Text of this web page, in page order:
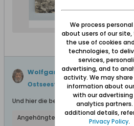
Wolfganghat ein Thema erstellt
Ostseestrand 1935.
Und hier die beschriftete Vorderseite
Angehängte Dateien
We process
about users of our
the use of cookies
technologies, to
services,
advertising, and to
activity. We may
information about
with our
analytics partners.
additional details,
Privacy Policy.